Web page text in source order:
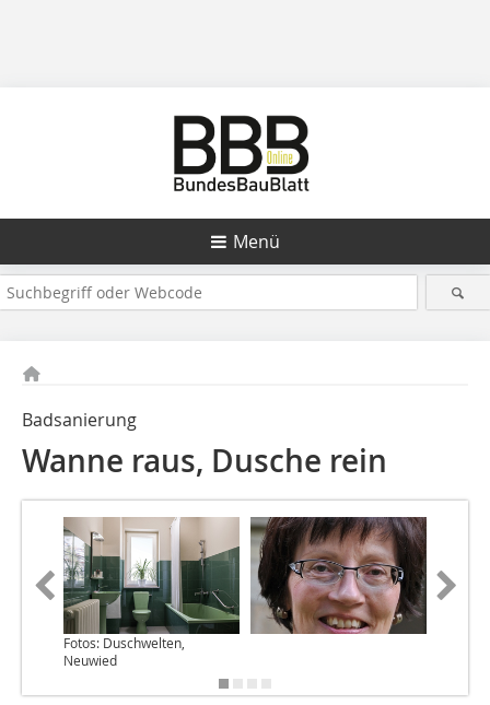
Menü
Badsanierung
Wanne raus, Dusche rein
Fotos: Duschwelten,
Neuwied